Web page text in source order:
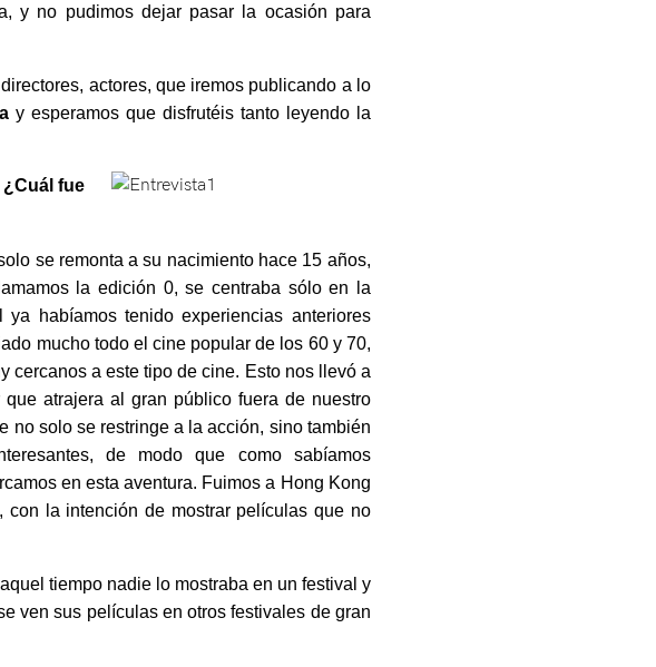
y no pudimos dejar pasar la ocasión para
actores, que iremos publicando a lo
y esperamos que disfrutéis tanto leyendo la
fue
se remonta a su nacimiento hace 15 años,
la edición 0, se centraba sólo en la
habíamos tenido experiencias anteriores
mucho todo el cine popular de los 60 y 70,
cercanos a este tipo de cine. Esto nos llevó a
atrajera al gran público fuera de nuestro
no solo se restringe a la acción, sino también
de modo que como sabíamos
en esta aventura. Fuimos a Hong Kong
la intención de mostrar películas que no
tiempo nadie lo mostraba en un festival y
ven sus películas en otros festivales de gran